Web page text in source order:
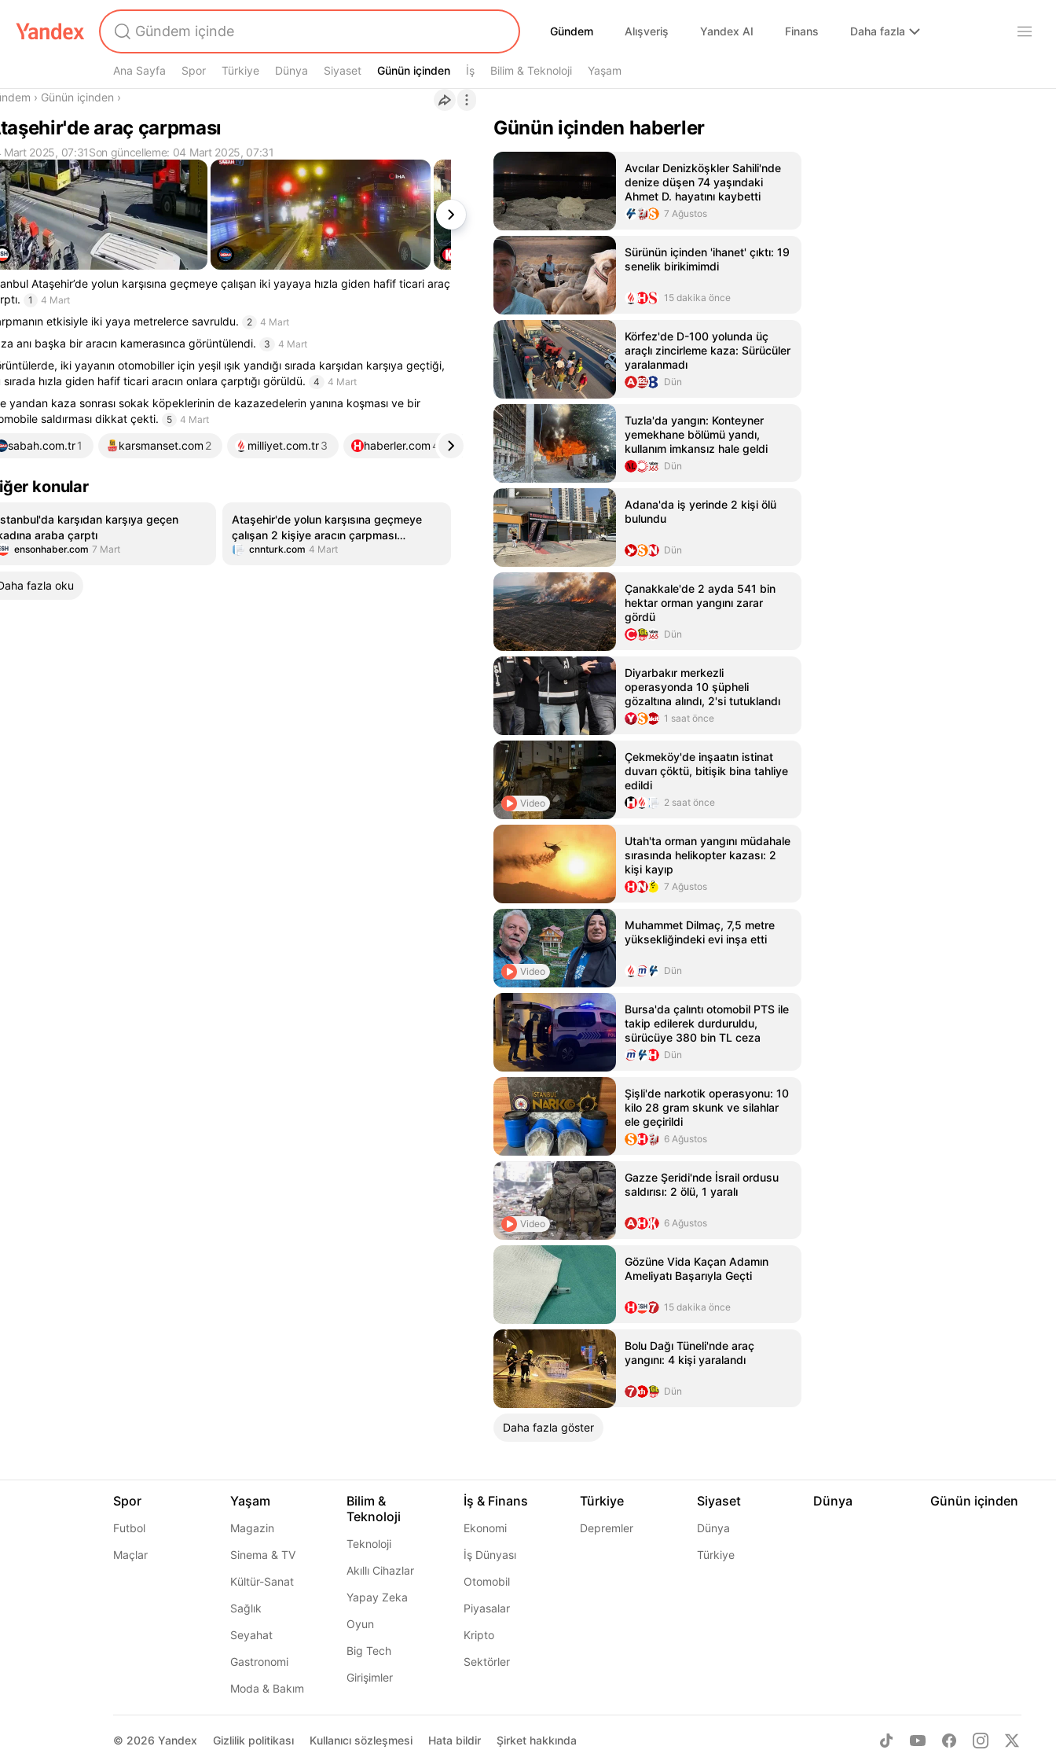
Gündem
Gündem Alışveriş Yandex AI Finans Daha fazla
Ana Sayfa Spor Türkiye Dünya Siyaset Günün içinden
Günün içinden İş Bilim & Teknoloji Yaşam
› Günün içinden ›
araç çarpması
Mart 2025, 07:31Son güncelleme: 04 Mart 2025, 07:31
Ataşehir’de yolun karşısına geçmeye çalışan iki yayaya hızla giden hafif ticari araç
1 4 Mart
etkisiyle iki yaya metrelerce savruldu. 2 4 Mart
anı başka bir aracın kamerasınca görüntülendi. 3 4 Mart
iki yayanın otomobiller için yeşil ışık yandığı sırada karşıdan karşıya geçtiği,
sırada hızla giden hafif ticari aracın onlara çarptığı görüldü.
4 4 Mart
yandan kaza sonrası sokak köpeklerinin de kazazedelerin yanına koşması ve bir
saldırması dikkat çekti.
5 4 Mart
sabah.com.tr1 karsmanset.com 2 milliyet.com.tr3 haberler.com4 iha.com.tr 5
konular
karşıdan karşıya geçen
araba çarptı
ensonhaber.com 7 Mart
Ataşehir'de yolun karşısına geçmeye
çalışan 2 kişiye aracın çarpması
kamerada
cnnturk.com 4 Mart
fazla oku
Günün içinden haberler
Avcılar Denizköşkler Sahili'nde
denize düşen 74 yaşındaki
Ahmet D. hayatını kaybetti
7 Ağustos
Sürünün içinden 'ihanet' çıktı: 19
senelik birikimimdi
15 dakika önce
Körfez'de D-100 yolunda üç
araçlı zincirleme kaza: Sürücüler
yaralanmadı
Dün
Tuzla'da yangın: Konteyner
yemekhane bölümü yandı,
kullanım imkansız hale geldi
Dün
Adana'da iş yerinde 2 kişi ölü
bulundu
Dün
Çanakkale'de 2 ayda 541 bin
hektar orman yangını zarar
gördü
Dün
Diyarbakır merkezli
operasyonda 10 şüpheli
gözaltına alındı, 2'si tutuklandı
1 saat önce
Video
Çekmeköy'de inşaatın istinat
duvarı çöktü, bitişik bina tahliye
edildi
2 saat önce
Utah'ta orman yangını müdahale
sırasında helikopter kazası: 2
kişi kayıp
7 Ağustos
Video
Muhammet Dilmaç, 7,5 metre
yüksekliğindeki evi inşa etti
Dün
Bursa'da çalıntı otomobil PTS ile
takip edilerek durduruldu,
sürücüye 380 bin TL ceza
Dün
Şişli'de narkotik operasyonu: 10
kilo 28 gram skunk ve silahlar
ele geçirildi
6 Ağustos
Video
Gazze Şeridi'nde İsrail ordusu
saldırısı: 2 ölü, 1 yaralı
6 Ağustos
Gözüne Vida Kaçan Adamın
Ameliyatı Başarıyla Geçti
15 dakika önce
Bolu Dağı Tüneli'nde araç
yangını: 4 kişi yaralandı
Dün
Daha fazla göster
Spor
Futbol
Maçlar
Yaşam
Magazin
Sinema & TV
Kültür-Sanat
Sağlık
Seyahat
Gastronomi
Moda & Bakım
Bilim &
Teknoloji
Teknoloji
Akıllı Cihazlar
Yapay Zeka
Oyun
Big Tech
Girişimler
İş & Finans
Ekonomi
İş Dünyası
Otomobil
Piyasalar
Kripto
Sektörler
Türkiye
Depremler
Siyaset
Dünya
Türkiye
Dünya Günün içinden
© 2026 Yandex Gizlilik politikası Kullanıcı sözleşmesi Hata bildir Şirket hakkında